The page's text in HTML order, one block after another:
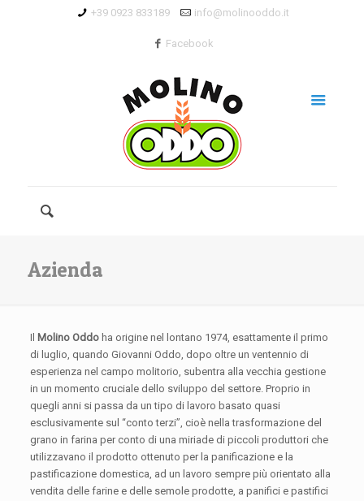
+39 0923 833189 info@molinooddo.it
Facebook
Azienda
Il Molino Oddo ha origine nel lontano 1974, esattamente il primo
di luglio, quando Giovanni Oddo, dopo oltre un ventennio di
esperienza nel campo molitorio, subentra alla vecchia gestione
in un momento cruciale dello sviluppo del settore. Proprio in
quegli anni si passa da un tipo di lavoro basato quasi
esclusivamente sul “conto terzi”, cioè nella trasformazione del
grano in farina per conto di una miriade di piccoli produttori che
utilizzavano il prodotto ottenuto per la panificazione e la
pastificazione domestica, ad un lavoro sempre più orientato alla
vendita delle farine e delle semole prodotte, a panifici e pastifici